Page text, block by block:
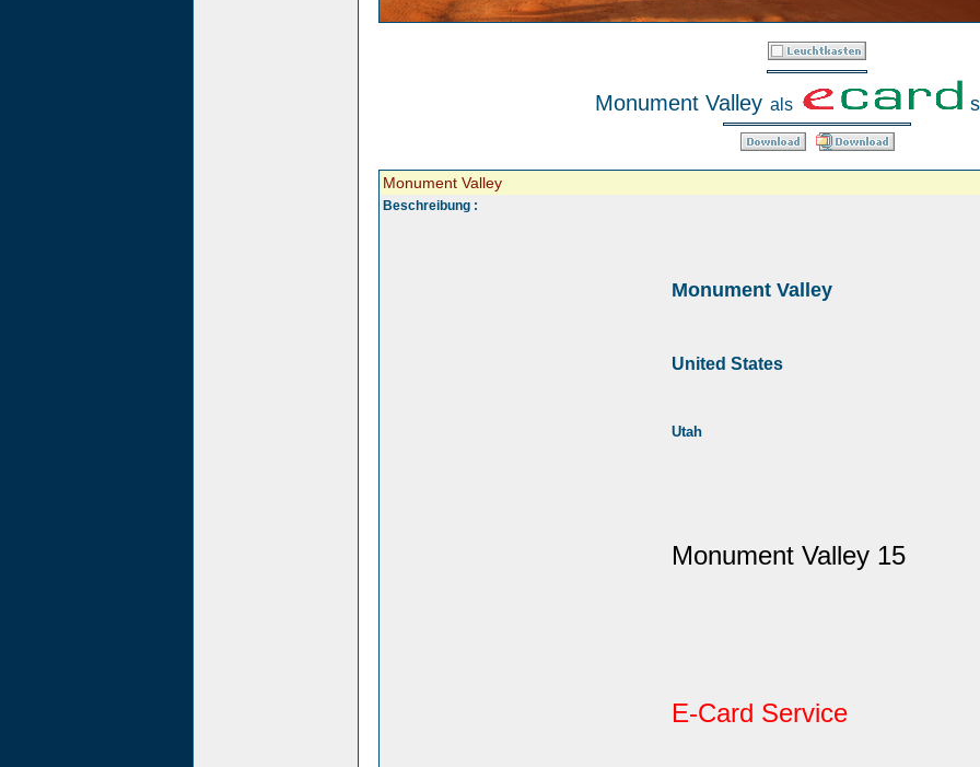
Monument Valley als
Monument Valley
Beschreibung :
Monument Valley
United States
Utah
Monument Valley 15
E-Card Service